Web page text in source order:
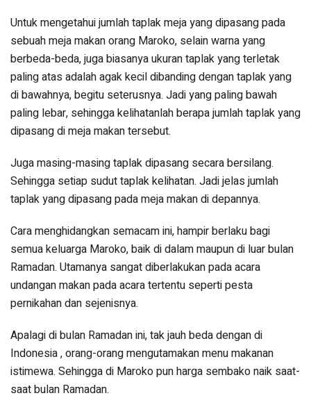
Untuk mengetahui jumlah taplak meja yang dipasang pada
sebuah meja makan orang Maroko, selain warna yang
berbeda-beda, juga biasanya ukuran taplak yang terletak
paling atas adalah agak kecil dibanding dengan taplak yang
di bawahnya, begitu seterusnya. Jadi yang paling bawah
paling lebar, sehingga kelihatanlah berapa jumlah taplak yang
dipasang di meja makan tersebut.
Juga masing-masing taplak dipasang secara bersilang.
Sehingga setiap sudut taplak kelihatan. Jadi jelas jumlah
taplak yang dipasang pada meja makan di depannya.
Cara menghidangkan semacam ini, hampir berlaku bagi
semua keluarga Maroko, baik di dalam maupun di luar bulan
Ramadan. Utamanya sangat diberlakukan pada acara
undangan makan pada acara tertentu seperti pesta
pernikahan dan sejenisnya.
Apalagi di bulan Ramadan ini, tak jauh beda dengan di
Indonesia , orang-orang mengutamakan menu makanan
istimewa. Sehingga di Maroko pun harga sembako naik saat-
saat bulan Ramadan.